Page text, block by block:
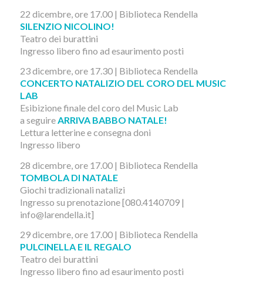
22 dicembre, ore 17.00 | Biblioteca Rendella
SILENZIO NICOLINO!
Teatro dei burattini
Ingresso libero fino ad esaurimento posti
23 dicembre, ore 17.30 | Biblioteca Rendella
CONCERTO NATALIZIO DEL CORO DEL MUSIC
LAB
Esibizione finale del coro del Music Lab
a seguireARRIVA BABBO NATALE!
Lettura letterine e consegna doni
Ingresso libero
28 dicembre, ore 17.00 | Biblioteca Rendella
TOMBOLA DI NATALE
Giochi tradizionali natalizi
Ingresso su prenotazione [080.4140709 |
info@larendella.it]
29 dicembre, ore 17.00 | Biblioteca Rendella
PULCINELLA E IL REGALO
Teatro dei burattini
Ingresso libero fino ad esaurimento posti